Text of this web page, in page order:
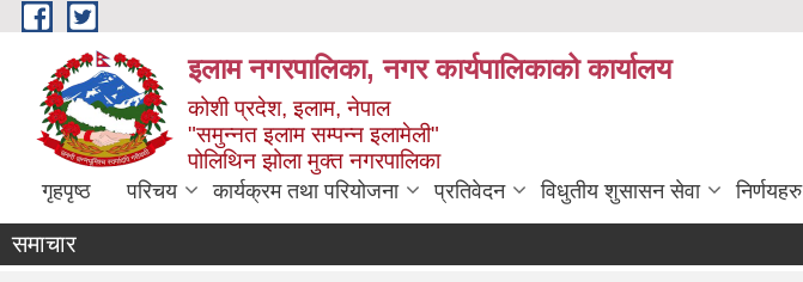
Skip to main content
इलाम नगरपालिका, नगर कार्यपालिकाको कार्यालय
कोशी प्रदेश, इलाम, नेपाल
"समुन्नत इलाम सम्पन्न इलामेली"
पोलिथिन झोला मुक्त नगरपालिका
गृहपृष्ठ परिचय कार्यक्रम तथा परियोजना प्रतिवेदन विधुतीय शुसासन सेवा निर्णयहरु
समाचार